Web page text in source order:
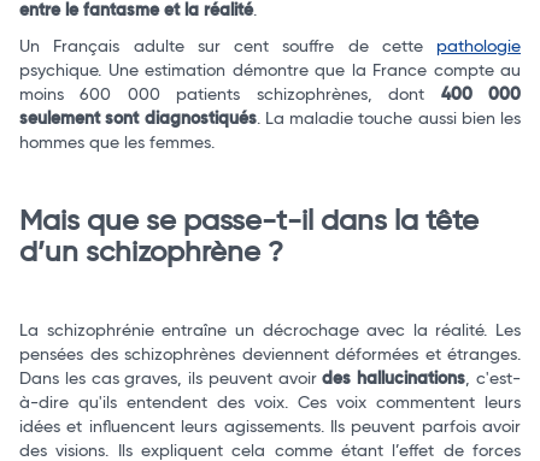
Commander
entre le fantasme et la réalité.
Un Français adulte sur cent souffre de cette pathologie
psychique. Une estimation démontre que la France compte au
moins 600 000 patients schizophrènes, dont 400 000
seulement sont diagnostiqués. La maladie touche aussi bien les
hommes que les femmes.
Mais que se passe-t-il dans la tête
d’un schizophrène ?
La schizophrénie entraîne un décrochage avec la réalité. Les
pensées des schizophrènes deviennent déformées et étranges.
Dans les cas graves, ils peuvent avoirdes hallucinations , c'est-
à-dire qu'ils entendent des voix. Ces voix commentent leurs
idées et influencent leurs agissements. Ils peuvent parfois avoir
des visions. Ils expliquent cela comme étant l’effet de forces